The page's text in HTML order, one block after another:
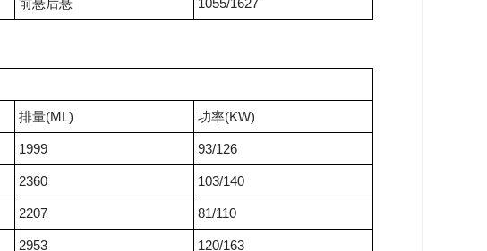
前悬后悬 1055/1627
排量(ML) 功率(KW)
1999 93/126
2360 103/140
2207 81/110
2953 120/163